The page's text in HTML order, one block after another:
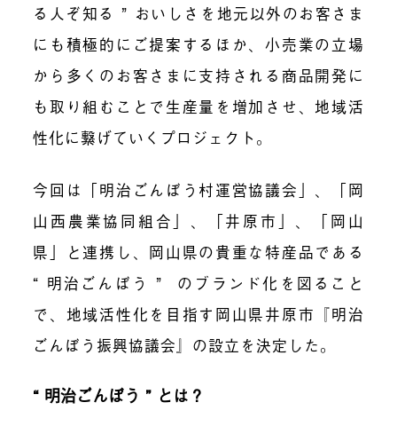
る人ぞ知る ” おいしさを地元以外のお客さま
にも積極的にご提案するほか、小売業の立場
から多くのお客さまに支持される商品開発に
も取り組むことで生産量を増加させ、地域活
性化に繋げていくプロジェクト。
今回は「明治ごんぼう村運営協議会」、「岡
山西農業協同組合」、「井原市」、「岡山
県」と連携し、岡山県の貴重な特産品である
“ 明治ごんぼう ”
のブランド化を図ること
で、地域活性化を目指す岡山県井原市『明治
ごんぼう振興協議会』の設立を決定した。
“ 明治ごんぼう ” とは？